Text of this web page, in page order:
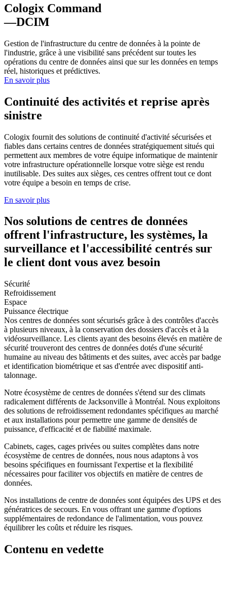
Cologix Command
—DCIM
Gestion de l'infrastructure du centre de données à la pointe de
l'industrie, grâce à une visibilité sans précédent sur toutes les
opérations du centre de données ainsi que sur les données en temps
réel, historiques et prédictives.
En savoir plus
Continuité des activités et reprise après
sinistre
Cologix fournit des solutions de continuité d'activité sécurisées et
fiables dans certains centres de données stratégiquement situés qui
permettent aux membres de votre équipe informatique de maintenir
votre infrastructure opérationnelle lorsque votre siège est rendu
inutilisable. Des suites aux sièges, ces centres offrent tout ce dont
votre équipe a besoin en temps de crise.
En savoir plus
Nos solutions de centres de données
offrent l'infrastructure, les systèmes, la
surveillance et l'accessibilité centrés sur
le client dont vous avez besoin
Sécurité
Refroidissement
Espace
Puissance électrique
Nos centres de données sont sécurisés grâce à des contrôles d'accès
à plusieurs niveaux, à la conservation des dossiers d'accès et à la
vidéosurveillance. Les clients ayant des besoins élevés en matière de
sécurité trouveront des centres de données dotés d'une sécurité
humaine au niveau des bâtiments et des suites, avec accès par badge
et identification biométrique et sas d'entrée avec dispositif anti-
talonnage.
Notre écosystème de centres de données s'étend sur des climats
radicalement différents de Jacksonville à Montréal. Nous exploitons
des solutions de refroidissement redondantes spécifiques au marché
et aux installations pour permettre une gamme de densités de
puissance, d'efficacité et de fiabilité maximale.
Cabinets, cages, cages privées ou suites complètes dans notre
écosystème de centres de données, nous nous adaptons à vos
besoins spécifiques en fournissant l'expertise et la flexibilité
nécessaires pour faciliter vos objectifs en matière de centres de
données.
Nos installations de centre de données sont équipées des UPS et des
génératrices de secours. En vous offrant une gamme d'options
supplémentaires de redondance de l'alimentation, vous pouvez
équilibrer les coûts et réduire les risques.
Contenu en vedette